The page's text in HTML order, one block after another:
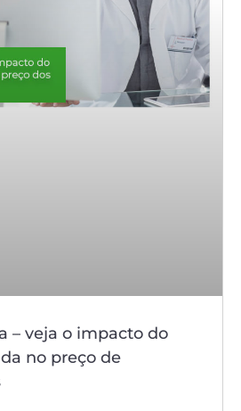
– veja o impacto do
no preço de